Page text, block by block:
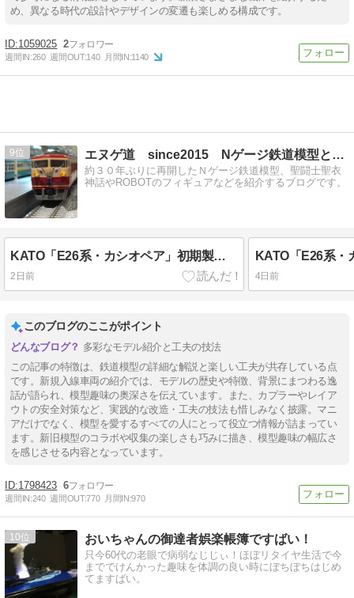
め、異なる時代の設計やデザインの変遷も楽しめる構成です。
1059025 2
週間IN:260 週間OUT:140 月間IN:1140
9 エヌゲ道 since2015 Nゲージ鉄道模型とフィギュア等
約３０年ぶりに再開したＮゲージ鉄道模型、聖闘士聖衣
神話やROBOTのフィギュアなどを紹介するブログです。
KATO「E26系・カシオペア」初期製品のアップデート・その２。
2日前 4日前
このブログのここがポイント
多彩なモデル紹介と工夫の技法
この記事の特徴は、鉄道模型の詳細な解説と楽しい工夫が共存している点
です。新規入線車両の紹介では、モデルの歴史や特徴、背景にまつわる逸
話が語られ、模型趣味の奥深さを伝えています。また、カプラーやレイア
ウトの安全対策など、実践的な改造・工夫の技法も惜しみなく披露。マニ
アだけでなく、模型を愛するすべての人にとって役立つ情報が詰まってい
ます。新旧模型のコラボや収集の楽しさも巧みに描き、模型趣味の幅広さ
を感じさせる内容となっています。
1798423 6
週間IN:240 週間OUT:770 月間IN:970
10 おいちゃんの御達者娯楽帳簿ですばい！
只今60代の老眼で病弱なじじぃ！ほぼリタイヤ生活で今
まででけんかった趣味を体調の良い時にぼちぼちはじめ
てますばい。
登録不要。更新を逃さずキャッチ！